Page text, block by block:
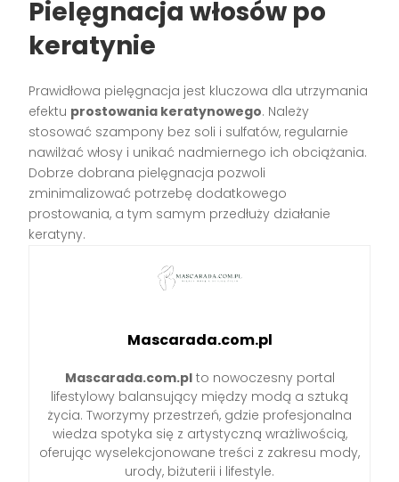
Pielęgnacja włosów po
keratynie
Prawidłowa pielęgnacja jest kluczowa dla utrzymania
efektu prostowania keratynowego. Należy
stosować szampony bez soli i sulfatów, regularnie
nawilżać włosy i unikać nadmiernego ich obciążania.
Dobrze dobrana pielęgnacja pozwoli
zminimalizować potrzebę dodatkowego
prostowania, a tym samym przedłuży działanie
keratyny.
Mascarada.com.pl
Mascarada.com.plto nowoczesny portal
lifestylowy balansujący między modą a sztuką
życia. Tworzymy przestrzeń, gdzie profesjonalna
wiedza spotyka się z artystyczną wrażliwością,
oferując wyselekcjonowane treści z zakresu mody,
urody, biżuterii i lifestyle.